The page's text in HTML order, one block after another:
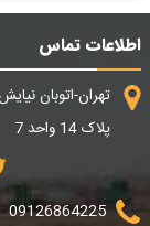
اطلاعات تماس
تهران-اتوبان
پلاک 14 واحد 7
09126864225